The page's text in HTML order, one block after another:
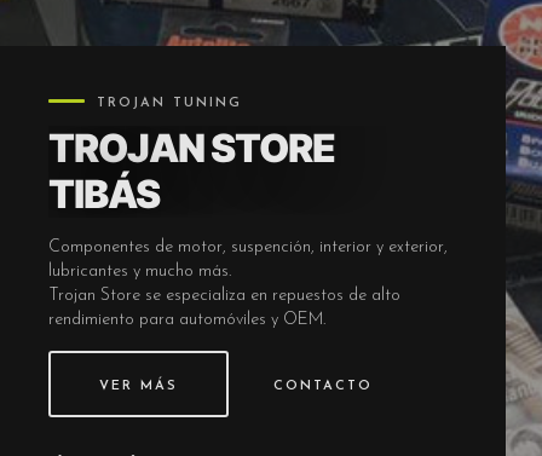
TROJAN TUNING
TROJAN STORE
TIBÁS
Componentes de motor, suspención, interior y exterior,
lubricantes y mucho más.
Trojan Store se especializa en repuestos de alto
rendimiento para automóviles y OEM.
VER MÁS CONTACTO